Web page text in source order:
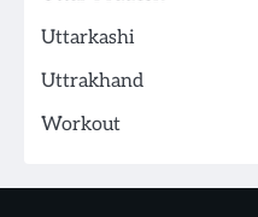
Uttarkashi
Uttrakhand
Workout